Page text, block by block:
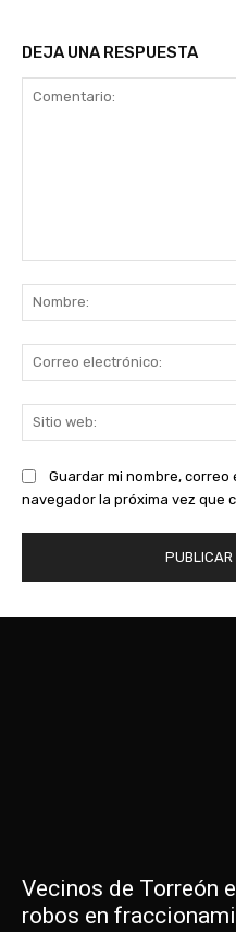
DEJA UNA RESPUESTA
Guardar mi nombre,
navegador la próxima vez que
Vecinos de Torreón
robos en